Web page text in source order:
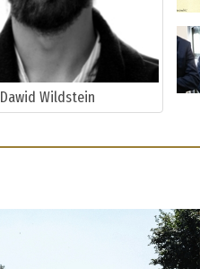
Dawid Wildstein